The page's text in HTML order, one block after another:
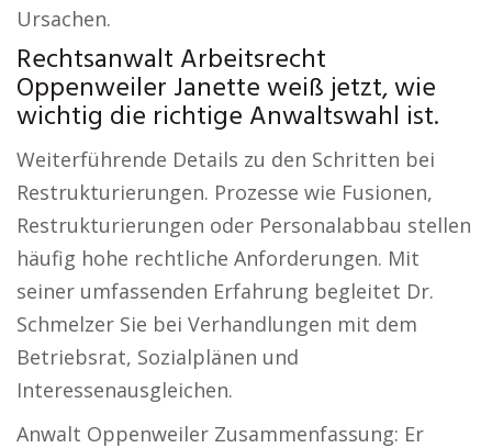
Ursachen.
Rechtsanwalt Arbeitsrecht
Oppenweiler Janette weiß jetzt, wie
wichtig die richtige Anwaltswahl ist.
Weiterführende Details zu den Schritten bei
Restrukturierungen. Prozesse wie Fusionen,
Restrukturierungen oder Personalabbau stellen
häufig hohe rechtliche Anforderungen. Mit
seiner umfassenden Erfahrung begleitet Dr.
Schmelzer Sie bei Verhandlungen mit dem
Betriebsrat, Sozialplänen und
Interessenausgleichen.
Anwalt Oppenweiler Zusammenfassung: Er